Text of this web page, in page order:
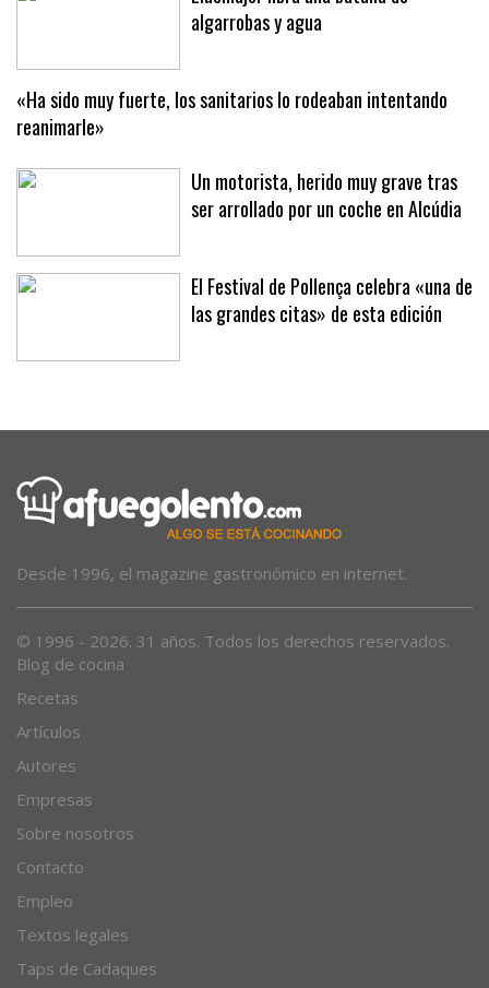
Llucmajor libra una batalla de
«Ha sido muy fuerte, los sanitarios lo rodeaban intentando
reanimarle»
Un motorista, herido muy grave tras
El Festival de Pollença celebra «una de
Blog de cocina
Recetas
Artículos
Autores
Empresas
Sobre nosotros
Contacto
Empleo
Textos legales